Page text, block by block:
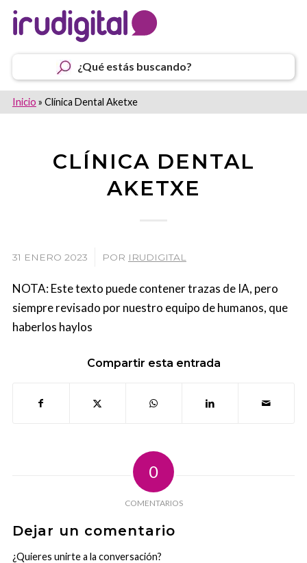
¿Qué estás buscando?
Inicio » Clínica Dental Aketxe
CLÍNICA DENTAL
AKETXE
31 ENERO 2023
/ POR IRUDIGITAL
NOTA: Este texto puede contener trazas de IA, pero
siempre revisado por nuestro equipo de humanos, que
haberlos haylos
Compartir esta entrada
0
COMENTARIOS
Dejar un comentario
¿Quieres unirte a la conversación?